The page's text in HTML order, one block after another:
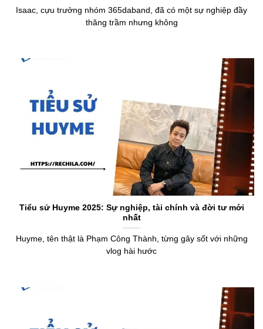
Isaac, cựu trưởng nhóm 365daband, đã có một sự nghiệp đầy
thăng trầm nhưng không
Tiểu sử Huyme 2025: Sự nghiệp, tài chính và đời tư mới
nhất
Huyme, tên thật là Phạm Công Thành, từng gây sốt với những
vlog hài hước